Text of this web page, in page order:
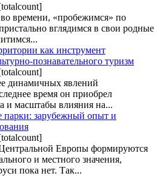
времени, «пробежимся» по
вглядимся в свои родные
как инструмент
познавательного туризм
динамичных явлений
время он приобрел
и масштабы влияния на...
парки: зарубежный опыт и
Европы формируются
и местного значения,
пока нет. Так...